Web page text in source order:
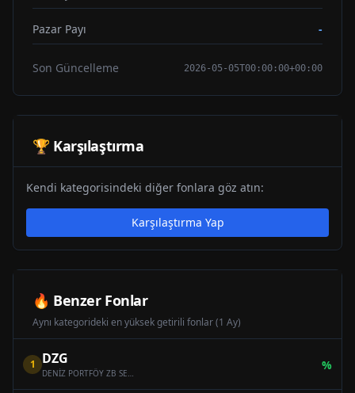
Pazar Payı -
Son Güncelleme 2026-05-05T00:00:00+00:00
🏆 Karşılaştırma
Kendi kategorisindeki diğer fonlara göz atın:
Karşılaştırma Yap
🔥 Benzer Fonlar
Aynı kategorideki en yüksek getirili fonlar (1 Ay)
1 DZG
DENİZ PORTFÖY ZB SERBEST (DÖVİZ) ÖZEL FON
%